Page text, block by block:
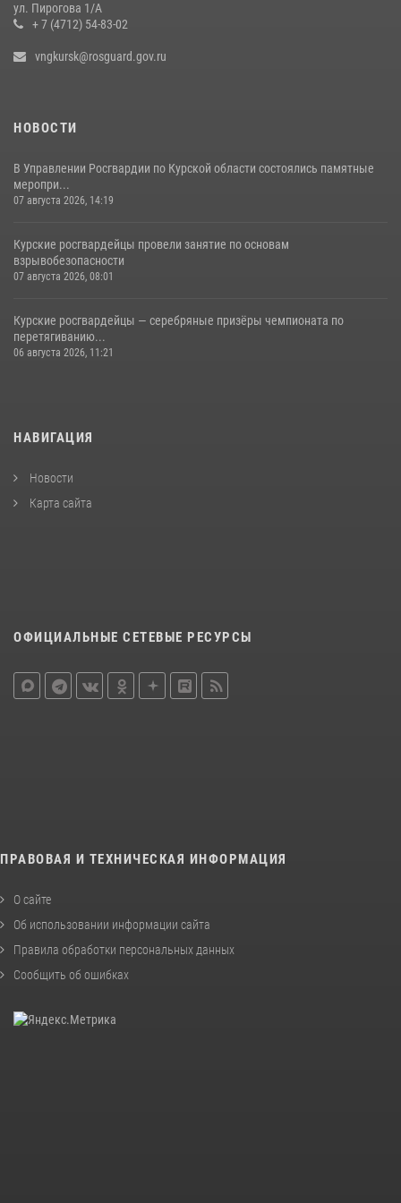
ул. Пирогова 1/А
+ 7 (4712) 54-83-02
vngkursk@rosguard.gov.ru
НОВОСТИ
В Управлении Росгвардии по Курской области состоялись памятные
меропри...
07 августа 2026, 14:19
Курские росгвардейцы провели занятие по основам
взрывобезопасности
07 августа 2026, 08:01
Курские росгвардейцы — серебряные призёры чемпионата по
перетягиванию...
06 августа 2026, 11:21
НАВИГАЦИЯ
Новости
Карта сайта
ОФИЦИАЛЬНЫЕ СЕТЕВЫЕ РЕСУРСЫ
ПРАВОВАЯ И ТЕХНИЧЕСКАЯ ИНФОРМАЦИЯ
О сайте
Об использовании информации сайта
Правила обработки персональных данных
Сообщить об ошибках